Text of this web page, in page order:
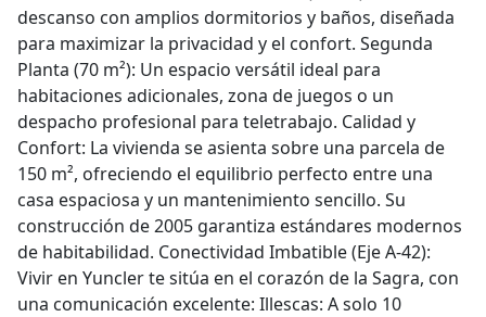
descanso con amplios dormitorios y baños, diseñada
para maximizar la privacidad y el confort. Segunda
Planta (70 m²): Un espacio versátil ideal para
habitaciones adicionales, zona de juegos o un
despacho profesional para teletrabajo. Calidad y
Confort: La vivienda se asienta sobre una parcela de
150 m², ofreciendo el equilibrio perfecto entre una
casa espaciosa y un mantenimiento sencillo. Su
construcción de 2005 garantiza estándares modernos
de habitabilidad. Conectividad Imbatible (Eje A-42):
Vivir en Yuncler te sitúa en el corazón de la Sagra, con
una comunicación excelente: Illescas: A solo 10